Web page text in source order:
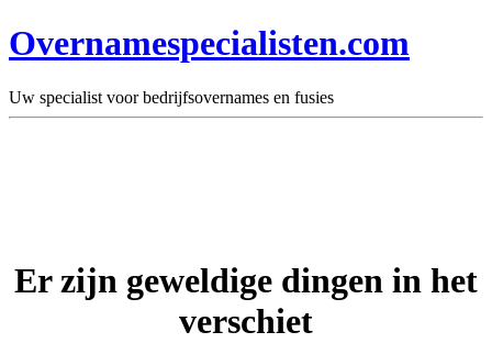
Overnamespecialisten.com
Uw specialist voor bedrijfsovernames en fusies
Er zijn geweldige dingen in het
verschiet